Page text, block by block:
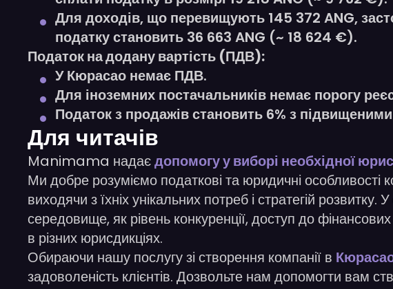
Для доходів, що перевищують 145 372 ANG,
податку становить 36 663 ANG (~ 18 624 €).
Податок на додану вартість (ПДВ):
У Кюрасао немає ПДВ.
Для іноземних постачальників немає порогу
Податок з продажів становить 6% з
Для читачів
Manimama надаєдопомогу у виборі необхідної
Ми добре розуміємо податкові та юридичні особливості
виходячи з їхніх унікальних потреб і стратегій
середовище, як рівень конкуренції, доступ до
в різних юрисдикціях.
Обираючи нашу послугу зі створення компанії в
задоволеність клієнтів. Дозвольте нам допомогти вам